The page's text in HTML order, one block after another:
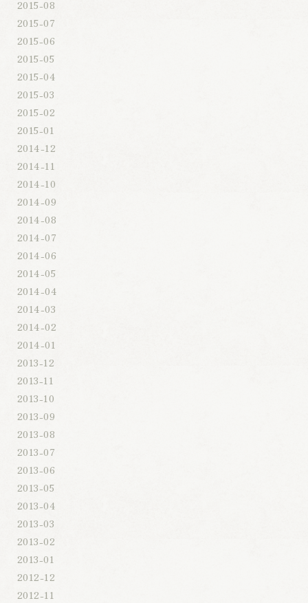
2015-08
2015-07
2015-06
2015-05
2015-04
2015-03
2015-02
2015-01
2014-12
2014-11
2014-10
2014-09
2014-08
2014-07
2014-06
2014-05
2014-04
2014-03
2014-02
2014-01
2013-12
2013-11
2013-10
2013-09
2013-08
2013-07
2013-06
2013-05
2013-04
2013-03
2013-02
2013-01
2012-12
2012-11